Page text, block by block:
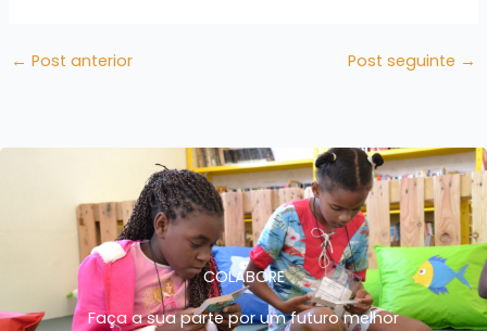
← Post anterior Post seguinte →
COLABORE
Faça a sua parte por um futuro melhor